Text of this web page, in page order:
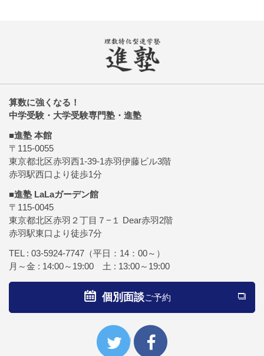
算数に強くなる！
中学受験・大学受験専門塾・進塾
■進塾 本館
〒115-0055
東京都北区赤羽西1-39-1赤羽伊藤ビル3階
赤羽駅西口より徒歩1分
■進塾 LaLaガーデン館
〒115-0045
東京都北区赤羽２丁目７−１ Dear赤羽2階
赤羽駅東口より徒歩7分
TEL : 03-5924-7747 （平日：14：00～）
月～金 : 14:00～19:00 土 : 13:00～19:00
個別面談ご予約